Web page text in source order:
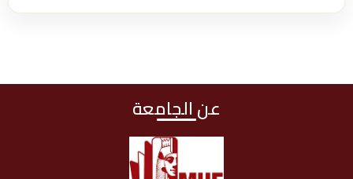
عن الجامعة